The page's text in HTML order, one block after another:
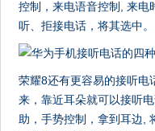
控制，来电语音控制, 来电
听、拒接电话，将其选中。
荣耀8还有更容易的接听电
来，靠近耳朵就可以接听
助，手势控制，拿到耳边,